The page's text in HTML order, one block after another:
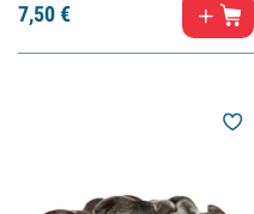
7,50€